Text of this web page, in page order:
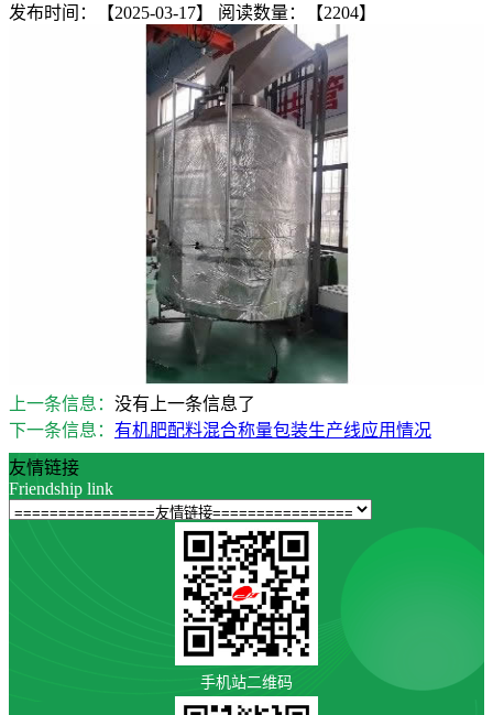
发布时间：【2025-03-17】
阅读数量：【2204】
上一条信息： 没有上一条信息了
下一条信息： 有机肥配料混合称量包装生产线应用情况
友情链接
Friendship link
手机站二维码